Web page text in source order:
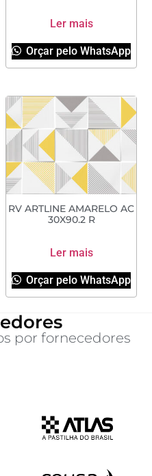
Ler mais
Orçar pelo WhatsApp
RV ARTLINE AMARELO AC
30X90.2 R
Ler mais
Orçar pelo WhatsApp
por fornecedores